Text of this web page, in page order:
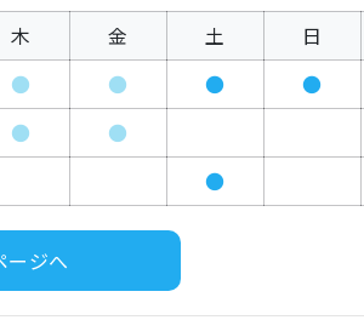
木 金 土 日
● ● ● ●
● ●
●
ージへ